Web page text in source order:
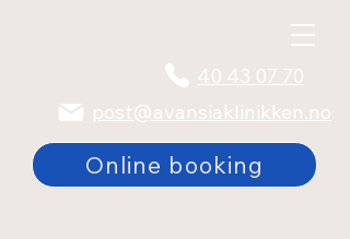
post@avansiaklinikken.no
Online booking
40 43 07 70